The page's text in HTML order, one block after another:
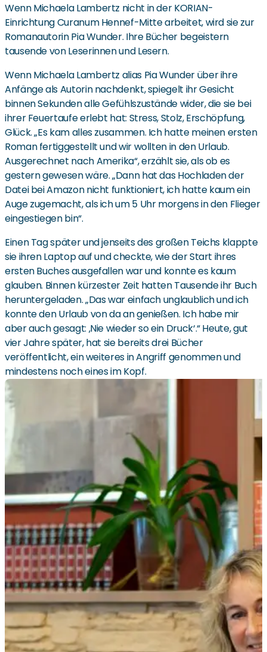
Wenn Michaela Lambertz nicht in der KORIAN-
Einrichtung Curanum Hennef-Mitte arbeitet, wird sie zur
Romanautorin Pia Wunder. Ihre Bücher begeistern
tausende von Leserinnen und Lesern.
Wenn Michaela Lambertz alias Pia Wunder über ihre
Anfänge als Autorin nachdenkt, spiegelt ihr Gesicht
binnen Sekunden alle Gefühlszustände wider, die sie bei
ihrer Feuertaufe erlebt hat: Stress, Stolz, Erschöpfung,
Glück. „Es kam alles zusammen. Ich hatte meinen ersten
Roman fertiggestellt und wir wollten in den Urlaub.
Ausgerechnet nach Amerika“, erzählt sie, als ob es
gestern gewesen wäre. „Dann hat das Hochladen der
Datei bei Amazon nicht funktioniert, ich hatte kaum ein
Auge zugemacht, als ich um 5 Uhr morgens in den Flieger
eingestiegen bin“.
Einen Tag später und jenseits des großen Teichs klappte
sie ihren Laptop auf und checkte, wie der Start ihres
ersten Buches ausgefallen war und konnte es kaum
glauben. Binnen kürzester Zeit hatten Tausende ihr Buch
heruntergeladen. „Das war einfach unglaublich und ich
konnte den Urlaub von da an genießen. Ich habe mir
aber auch gesagt: ‚Nie wieder so ein Druck‘.“ Heute, gut
vier Jahre später, hat sie bereits drei Bücher
veröffentlicht, ein weiteres in Angriff genommen und
mindestens noch eines im Kopf.